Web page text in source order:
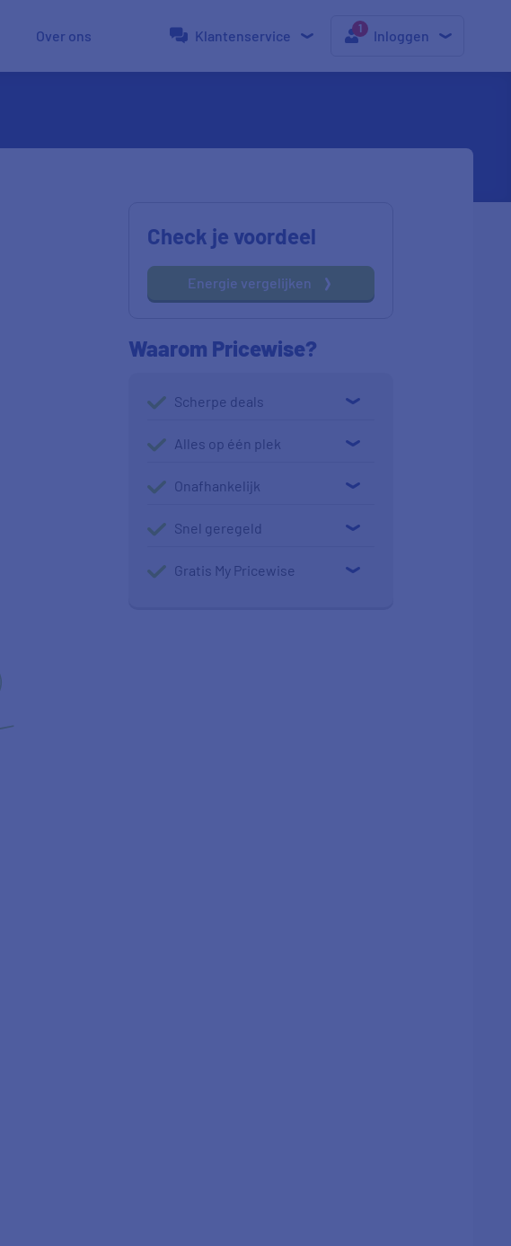
Over ons Klantenservice Inloggen
Check je voordeel
Energie vergelijken
Waarom Pricewise?
Scherpe deals
Alles op één plek
Onafhankelijk
Snel geregeld
Gratis My Pricewise